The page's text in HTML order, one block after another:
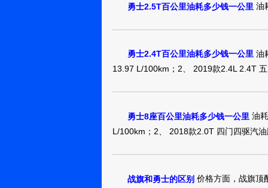
勇士2.5T百公里油耗多少钱一公里 油
勇士2.4T百公里油耗多少钱一公里 油
13.97 L/100km；2、 2019款2.4L 2.4T
勇士8座百公里油耗多少钱一公里 油
L/100km；2、 2018款2.0T 四门四驱汽
战旗和勇士的区别 价格方面，战旗顶